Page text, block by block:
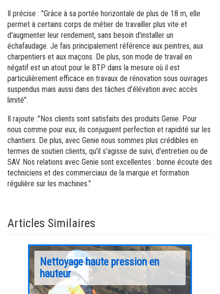
Il précise : "Grâce à sa portée horizontale de plus de 18 m, elle
permet à certains corps de métier de travailler plus vite et
d'augmenter leur rendement, sans besoin d'installer un
échafaudage. Je fais principalement référence aux peintres, aux
charpentiers et aux maçons. De plus, son mode de travail en
négatif est un atout pour le BTP dans la mesure où il est
particulièrement efficace en travaux de rénovation sous ouvrages
suspendus mais aussi dans des tâches d'élévation avec accès
limité".
Il rajoute :"Nos clients sont satisfaits des produits Genie. Pour
nous comme pour eux, ils conjuguent perfection et rapidité sur les
chantiers. De plus, avec Genie nous sommes plus crédibles en
termes de soutien clients, qu'il s'agisse de suivi, d'entretien ou de
SAV. Nos relations avec Genie sont excellentes : bonne écoute des
techniciens et des commerciaux de la marque et formation
régulière sur les machines."
Articles Similaires
Nettoyage haute pression en
hauteur